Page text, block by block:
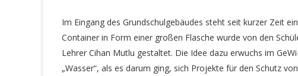
Im Eingang des Grundschulgebäudes steht seit kurzer Zeit
Container in Form einer großen Flasche wurde von den
Lehrer Cihan Mutlu gestaltet. Die Idee dazu erwuchs im
„Wasser“, als es darum ging, sich Projekte für den Schutz